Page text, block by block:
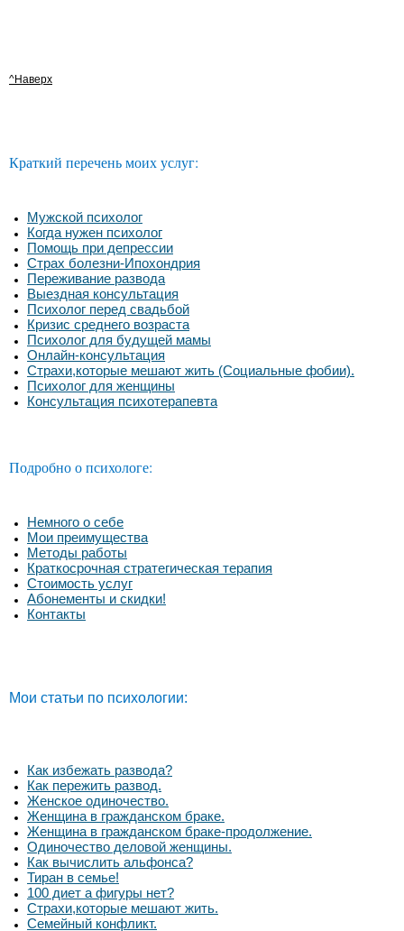
Краткий перечень моих услуг:
Мужской психолог
Когда нужен психолог
Помощь при депрессии
Страх болезни-Ипохондрия
Переживание развода
Выездная консультация
Психолог перед свадьбой
Кризис среднего возраста
Психолог для будущей мамы
Онлайн-консультация
Страхи,которые мешают жить (Социальные фобии).
Психолог для женщины
Консультация психотерапевта
Подробно о психологе:
Немного о себе
Мои преимущества
Методы работы
Краткосрочная стратегическая терапия
Стоимость услуг
Абонементы и скидки!
Контакты
Мои статьи по психологии:
Как избежать развода?
Как пережить развод.
Женское одиночество.
Женщина в гражданском браке.
Женщина в гражданском браке-продолжение.
Одиночество деловой женщины.
Как вычислить альфонса?
Тиран в семье!
100 диет а фигуры нет?
Страхи,которые мешают жить.
Семейный конфликт.
^Наверх